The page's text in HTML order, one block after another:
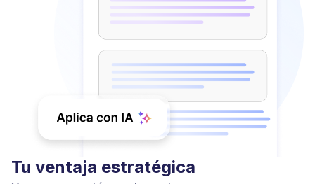
Tu ventaja estratégica